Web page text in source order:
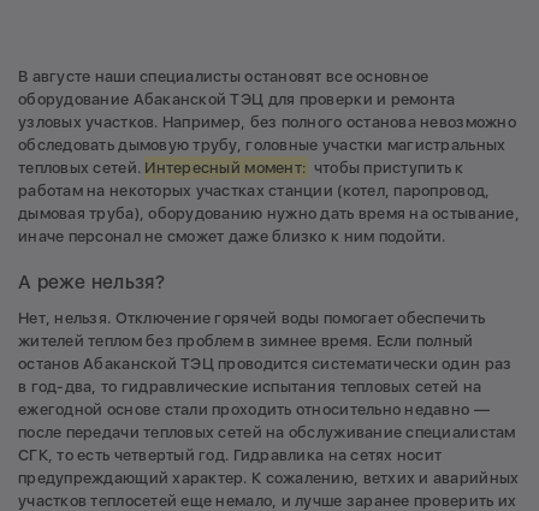
В августе наши специалисты остановят все основное
оборудование Абаканской ТЭЦ для проверки и ремонта
узловых участков. Например, без полного останова невозможно
обследовать дымовую трубу, головные участки магистральных
тепловых сетей. Интересный момент: чтобы приступить к
работам на некоторых участках станции (котел, паропровод,
дымовая труба), оборудованию нужно дать время на остывание,
иначе персонал не сможет даже близко к ним подойти.
А реже нельзя?
Нет, нельзя. Отключение горячей воды помогает обеспечить
жителей теплом без проблем в зимнее время. Если полный
останов Абаканской ТЭЦ проводится систематически один раз
в год-два, то гидравлические испытания тепловых сетей на
ежегодной основе стали проходить относительно недавно —
после передачи тепловых сетей на обслуживание специалистам
СГК, то есть четвертый год. Гидравлика на сетях носит
предупреждающий характер. К сожалению, ветхих и аварийных
участков теплосетей еще немало, и лучше заранее проверить их